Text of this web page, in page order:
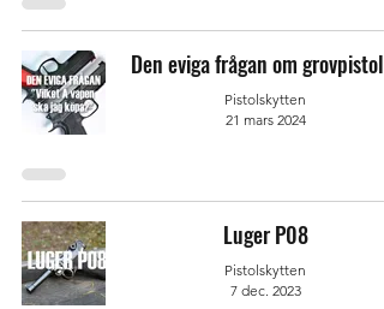
Den eviga frågan om grovpistoler
Pistolskytten
21 mars 2024
Luger P08
Pistolskytten
7 dec. 2023